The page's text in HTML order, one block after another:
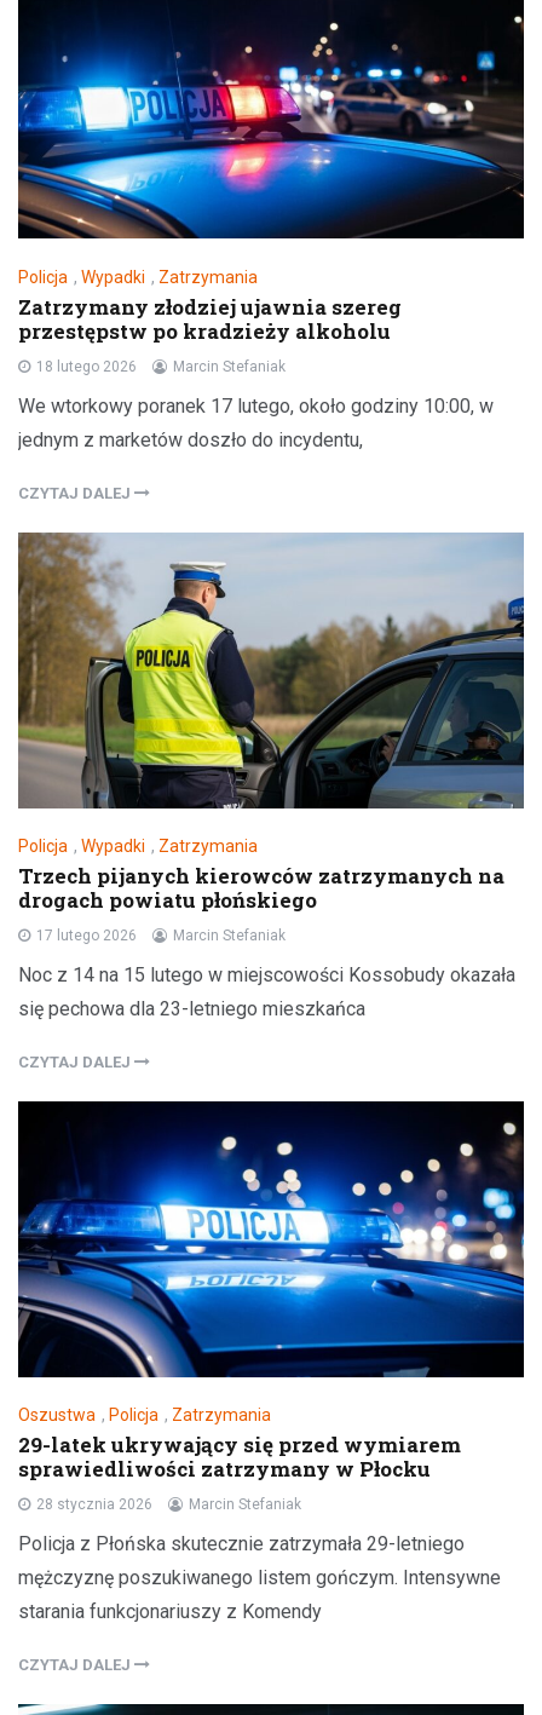
Policja , Wypadki , Zatrzymania
Zatrzymany złodziej ujawnia szereg
przestępstw po kradzieży alkoholu
18 lutego 2026 Marcin Stefaniak
We wtorkowy poranek 17 lutego, około godziny 10:00, w
jednym z marketów doszło do incydentu,
CZYTAJ DALEJ
Policja , Wypadki , Zatrzymania
Trzech pijanych kierowców zatrzymanych na
drogach powiatu płońskiego
17 lutego 2026 Marcin Stefaniak
Noc z 14 na 15 lutego w miejscowości Kossobudy okazała
się pechowa dla 23-letniego mieszkańca
CZYTAJ DALEJ
Oszustwa , Policja , Zatrzymania
29-latek ukrywający się przed wymiarem
sprawiedliwości zatrzymany w Płocku
28 stycznia 2026 Marcin Stefaniak
Policja z Płońska skutecznie zatrzymała 29-letniego
mężczyznę poszukiwanego listem gończym. Intensywne
starania funkcjonariuszy z Komendy
CZYTAJ DALEJ